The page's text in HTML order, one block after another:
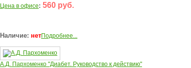
Цена в офисе: 560 руб.
Наличие: нетПодробнее...
А.Д. Пархоменко "Диабет. Руководство к действию"